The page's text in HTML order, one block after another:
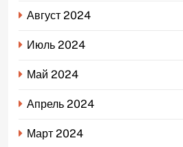
Август 2024
Июль 2024
Май 2024
Апрель 2024
Март 2024